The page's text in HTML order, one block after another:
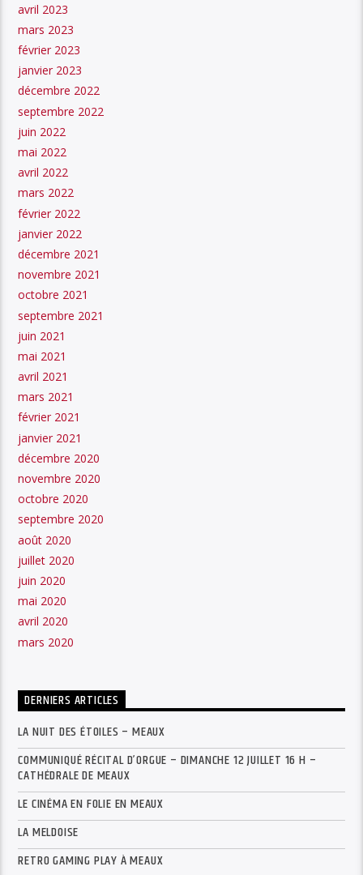
avril 2023
mars 2023
février 2023
janvier 2023
décembre 2022
septembre 2022
juin 2022
mai 2022
avril 2022
mars 2022
février 2022
janvier 2022
décembre 2021
novembre 2021
octobre 2021
septembre 2021
juin 2021
mai 2021
avril 2021
mars 2021
février 2021
janvier 2021
décembre 2020
novembre 2020
octobre 2020
septembre 2020
août 2020
juillet 2020
juin 2020
mai 2020
avril 2020
mars 2020
DERNIERS ARTICLES
LA NUIT DES ÉTOILES – MEAUX
COMMUNIQUÉ RÉCITAL D’ORGUE – DIMANCHE 12 JUILLET 16 H –
CATHÉDRALE DE MEAUX
LE CINÉMA EN FOLIE EN MEAUX
LA MELDOISE
RETRO GAMING PLAY À MEAUX